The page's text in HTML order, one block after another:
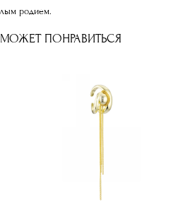
родием.
ПОНРАВИТЬСЯ